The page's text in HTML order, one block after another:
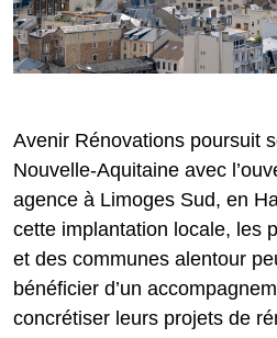
Avenir Rénovations poursuit
Nouvelle-Aquitaine avec
agence à Limoges Sud, en
cette implantation locale, les
et des communes alentour
bénéficier d’un
concrétiser leurs projets de